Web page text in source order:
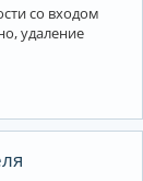
со входом
удаление